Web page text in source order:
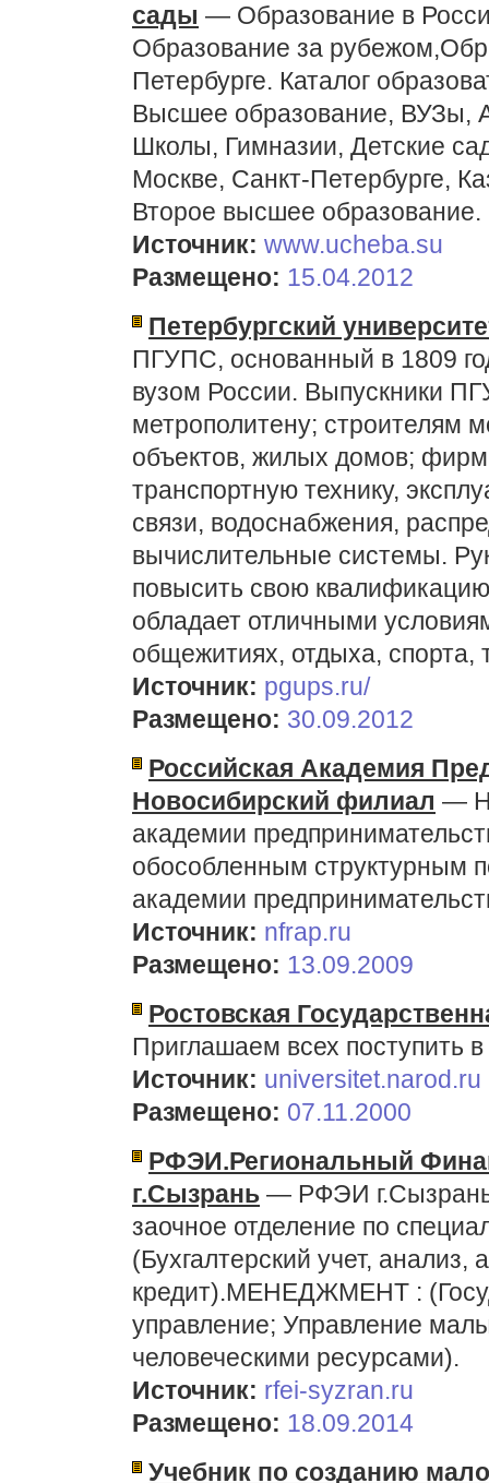
сады — Образование в
Образование за
Петербурге. Каталог
Высшее образование, ВУЗы,
Школы, Гимназии, Детские
Москве, Санкт-Петербурге,
Второе высшее
Источник: www.ucheba.su
Размещено: 15.04.2012
Петербургский
ПГУПС, основанный в 1809
вузом России. Выпускники
метрополитену; строителям
объектов, жилых домов;
транспортную технику,
связи, водоснабжения,
вычислительные системы.
повысить свою квалификацию
обладает отличными
общежитиях, отдыха, спорта,
Источник: pgups.ru/
Размещено: 30.09.2012
Российская Академия
Новосибирский филиал —
академии
обособленным структурным
академии
Источник: nfrap.ru
Размещено: 13.09.2009
Ростовская
Приглашаем всех поступить
Источник: universitet.narod.ru
Размещено: 07.11.2000
РФЭИ.Региональный
г.Сызрань — РФЭИ г.Сызрань
заочное отделение по
(Бухгалтерский учет,
кредит).МЕНЕДЖМЕНТ :
управление; Управление
человеческими ресурсами).
Источник: rfei-syzran.ru
Размещено: 18.09.2014
Учебник по созданию